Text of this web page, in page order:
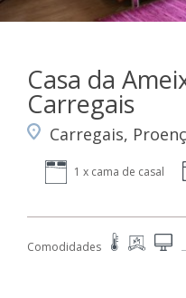
Casa da
Carregais
Carregais,
1 x cama de casal
Comodidades